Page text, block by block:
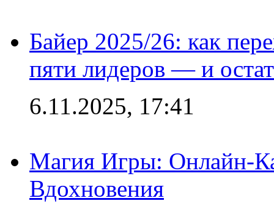
Байер 2025/26: как
пяти лидеров — и
6.11.2025, 17:41
Магия Игры: Онлайн-
Вдохновения